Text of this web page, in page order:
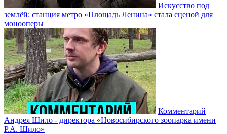
Искусство под
землёй: станция метро «Площадь Ленина» стала сценой для
монооперы
Комментарий
Андрея Шило - директора «Новосибирского зоопарка имени
Р.А. Шило»